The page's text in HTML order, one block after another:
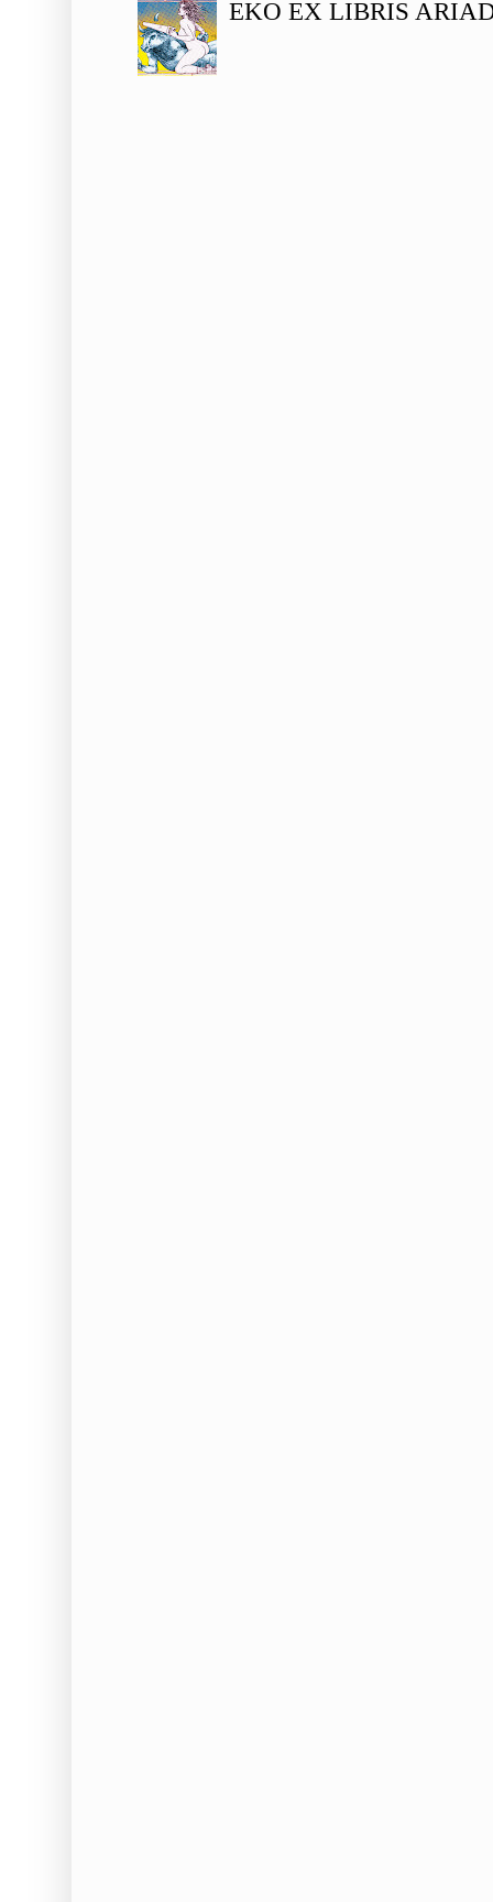
EKO EX LIBRIS